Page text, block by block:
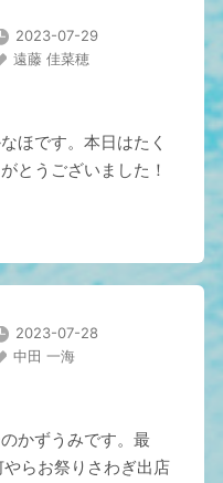
2023-07-29
遠藤 佳菜穂
ほです。本日はたく
とうございました！
2023-07-28
中田 一海
かずうみです。最
らお祭りさわぎ出店